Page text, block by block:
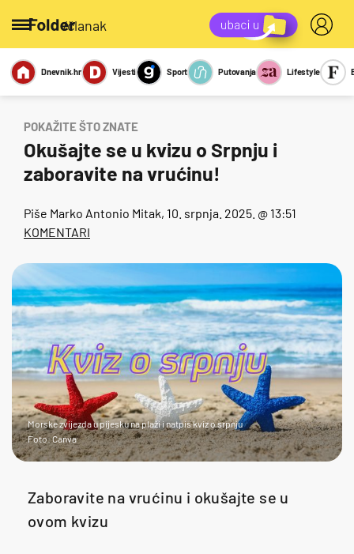
/članak
Miks Kviz
Report
Sexy
Dnevnik.hr Vijesti Sport Putovanja Lifestyle
POKAŽITE ŠTO ZNATE
Okušajte se u kvizu o Srpnju i
zaboravite na vrućinu!
Piše Marko Antonio Mitak, 10. srpnja. 2025. @ 13:51
KOMENTARI
Morske zvijezda u pijesku na plaži i natpis kviz o srpnju
Foto: Canva
Zaboravite na vrućinu i okušajte se u
ovom kvizu